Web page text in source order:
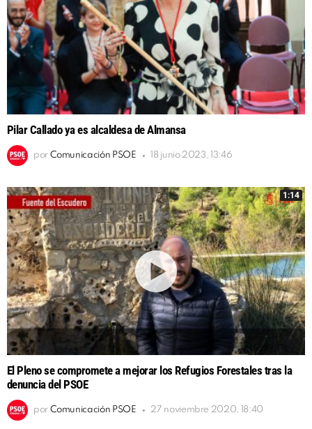
Pilar Callado ya es alcaldesa de Almansa
por Comunicación PSOE 18 junio 2023, 13:46
1:14
El Pleno se compromete a mejorar los Refugios Forestales tras la
denuncia del PSOE
por Comunicación PSOE 27 noviembre 2020, 18:40